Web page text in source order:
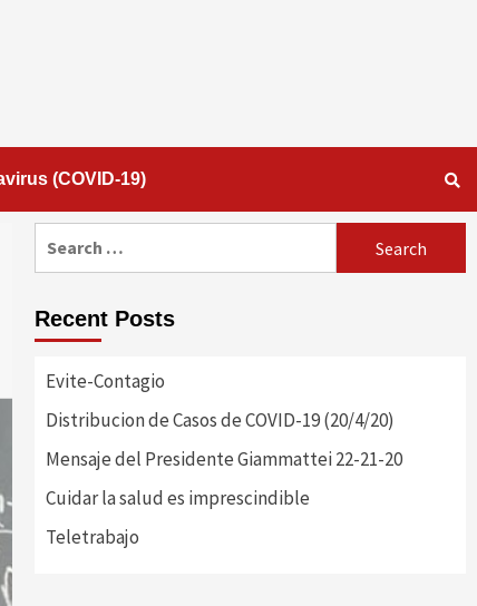
(COVID-19)
Recent Posts
Evite-Contagio
Distribucion de Casos de COVID-19 (20/4/20)
Mensaje del Presidente Giammattei 22-21-20
Cuidar la salud es imprescindible
Teletrabajo